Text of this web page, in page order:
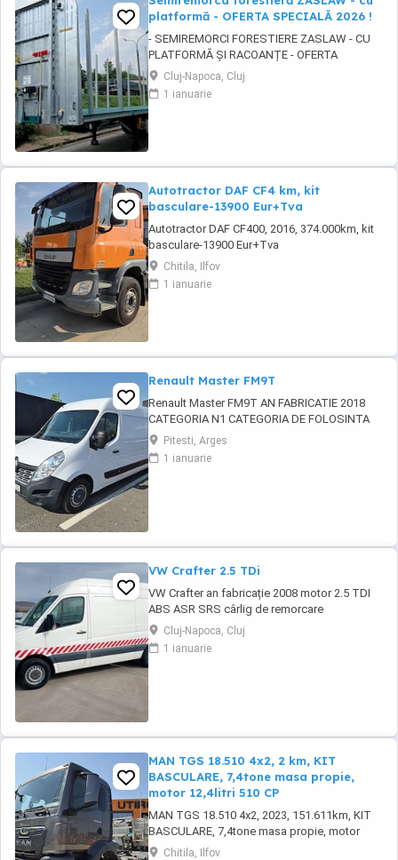
platformă - OFERTA SPECIALĂ 2026 !
- SEMIREMORCI FORESTIERE ZASLAW - CU
PLATFORMĂ ȘI RACOANȚE - OFERTA
SPECIALĂ 2026 !! - VEHICULE NOI ( 2025 ) -
VEHICULE PE STOC SAU ÎN FABRICAȚIE
ZASLAW !! DESCRIERE: - Semiremorci
...
Cluj-Napoca, Cluj
1 ianuarie
Autotractor DAF CF4 km, kit
basculare-13900 Eur+Tva
Autotractor DAF CF400, 2016, 374.000km, kit
basculare-13900 Eur+Tva
Chitila, Ilfov
1 ianuarie
Renault Master FM9T
Renault Master FM9T AN FABRICATIE 2018
CATEGORIA N1 CATEGORIA DE FOLOSINTA
AUTOUTILITARA N1 CAROSERIE BB FURGON
PUTERE KW 96 TIP COMBUSTIBIL
MOTORINA NORMA DE POLUARE CE EURO 6
Pitesti, Arges
1 ianuarie
VW Crafter 2.5 TDi
VW Crafter an fabricație 2008 motor 2.5 TDI
ABS ASR SRS cârlig de remorcare
Cluj-Napoca, Cluj
1 ianuarie
MAN TGS 18.510 4x2, 2 km, KIT
BASCULARE, 7,4tone masa propie,
motor 12,4litri 510 CP
MAN TGS 18.510 4x2, 2023, 151.611km, KIT
BASCULARE, 7,4tone masa propie, motor
12,4litri 510 CP
Chitila, Ilfov